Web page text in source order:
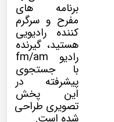
برنامه های
مفرح و سرگرم
کننده رادیویی
هستید، گیرنده
رادیو fm/am
با جستجوی
پیشرفته در
این پخش
تصویری طراحی
شده است.